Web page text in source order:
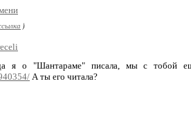
)
я о "Шантараме" писала, мы с тобой
А ты его читала?